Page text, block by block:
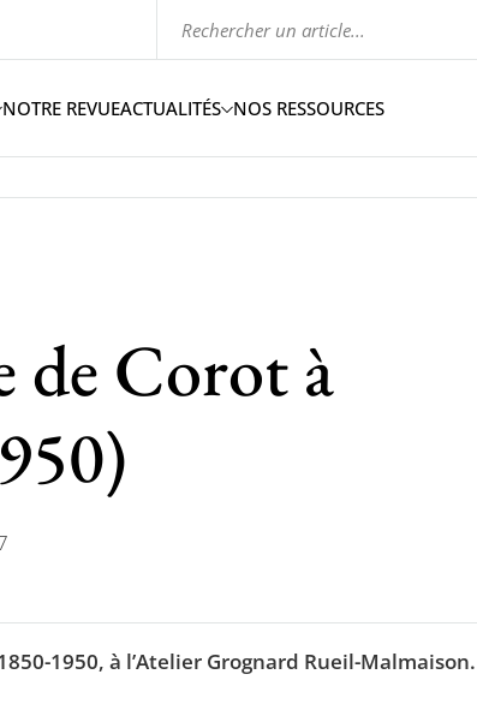
NOTRE REVUEACTUALITÉS NOS RESSOURCES
de Corot à
1950, à l’Atelier Grognard Rueil-Malmaison.